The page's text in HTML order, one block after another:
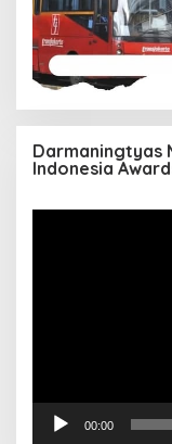
Darmaningtyas
Indonesia
00:00